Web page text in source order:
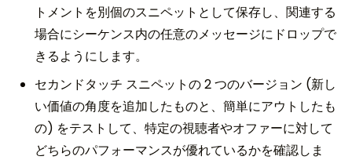
トメントを別個のスニペットとして保存し、関連する
場合にシーケンス内の任意のメッセージにドロップで
きるようにします。
セカンドタッチ スニペットの 2 つのバージョン (新し
い価値の角度を追加したものと、簡単にアウトしたも
の) をテストして、特定の視聴者やオファーに対して
どちらのパフォーマンスが優れているかを確認しま